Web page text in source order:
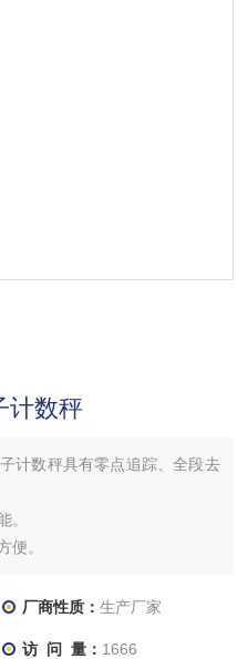
计数秤
计数秤具有零点追踪、全段去
。
便。
厂商性质： 生产厂家
访 问 量： 1666